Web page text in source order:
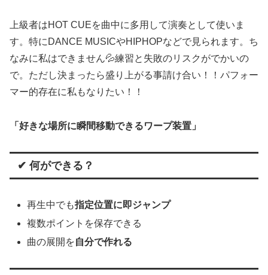
上級者はHOT CUEを曲中に多用して演奏として使いま
す。特にDANCE MUSICやHIPHOPなどで見られます。ち
なみに私はできません💦練習と失敗のリスクがでかいの
で。ただし決まったら盛り上がる事請け合い！！パフォー
マー的存在に私もなりたい！！
「好きな場所に瞬間移動できるワープ装置」
✔ 何ができる？
再生中でも指定位置に即ジャンプ
複数ポイントを保存できる
曲の展開を自分で作れる